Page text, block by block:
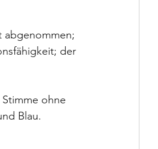
abgenommen;
der
ohne
Blau.